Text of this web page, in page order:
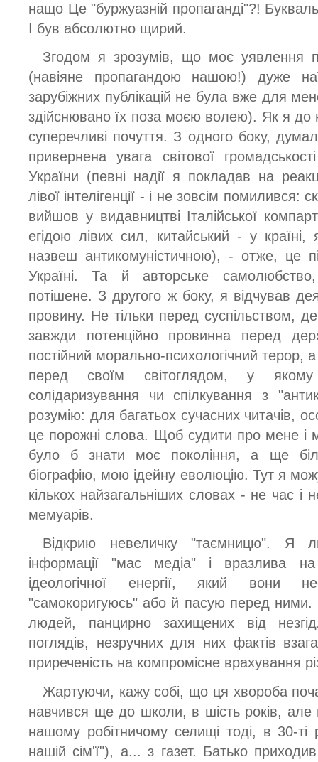
нащо Це "буржуазній пропаганді"?!
І був абсолютно щирий.
Згодом я зрозумів, що моє уявлення
(навіяне пропагандою нашою!) дуже
зарубіжних публікацій не була вже для
здійснювано їх поза моєю волею). Як я до
суперечливі почуття. З одного боку,
привернена увага світової
України (певні надії я покладав на
лівої інтелігенції - і не зовсім помилився:
вийшов у видавництві Італійської
егідою лівих сил, китайський - у
назвеш антикомуністичною), - отже, це
Україні. Та й авторське
потішене. З другого ж боку, я відчував
провину. Не тільки перед суспільством,
завжди потенційно провинна перед
постійний морально-психологічний
перед своїм світоглядом, у
солідаризування чи спілкування з
розумію: для багатьох сучасних читачів,
це порожні слова. Щоб судити про мене і
було б знати моє покоління, а ще
біографію, мою ідейну еволюцію. Тут я
кількох найзагальніших словах - не час і
мемуарів.
Відкрию невеличку "таємницю". Я
інформації "мас медіа" і вразлива
ідеологічної енергії, який вони
"самокоригуюсь" або й пасую перед ними.
людей, панцирно захищених від
поглядів, незручних для них фактів
приреченість на компромісне врахування
Жартуючи, кажу собі, що ця хвороба
навчився ще до школи, в шість років, але
нашому робітничому селищі тоді, в 30-
нашій сім'ї"), а... з газет. Батько